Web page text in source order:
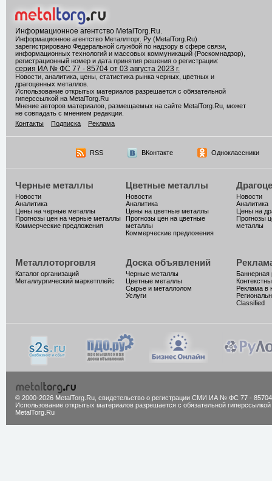
Информационное агентство MetalTorg.Ru
Информационное агентство Металлторг. Ру (MetalTorg.Ru)
зарегистрировано Федеральной службой по надзору в сфере связи,
информационных технологий и массовых коммуникаций (Роскомнадзор),
регистрационный номер и дата принятия решения о регистрации:
серия ИА № ФС 77 - 85704 от 03 августа 2023 г.
Новости, аналитика, цены, статистика рынка черных, цветных и
драгоценных металлов.
Использование открытых материалов разрешается с обязательной
гиперссылкой на MetalTorg.Ru
Мнение авторов материалов, размещаемых на сайте MetalTorg.Ru, может
не совпадать с мнением редакции.
Контакты
Подписка Реклама
RSS ВКонтакте Одноклассники
Черные металлы
Новости
Аналитика
Цены на черные металлы
Прогнозы цен на черные металлы
Коммерческие предложения
Цветные металлы
Новости
Аналитика
Цены на цветные металлы
Прогнозы цен на цветные
металлы
Коммерческие предложения
Новости
Аналитика
Цены на
Прогнозы
металлы
Металлоторговля
Каталог организаций
Металлургический маркетплейс
Доска объявлений
Черные металлы
Цветные металлы
Сырье и металлолом
Услуги
Баннерная
Реклама в
Classified
© 2000-2026 MetalTorg.Ru, cвидетельство о регистрации СМИ ИА № ФС 77 - 85704
Использование открытых материалов разрешается с обязательной гиперссылкой
MetalTorg.Ru